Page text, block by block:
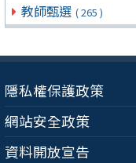
教師甄選 ( 265 )
隱私權保護政策
網站安全政策
資料開放宣告